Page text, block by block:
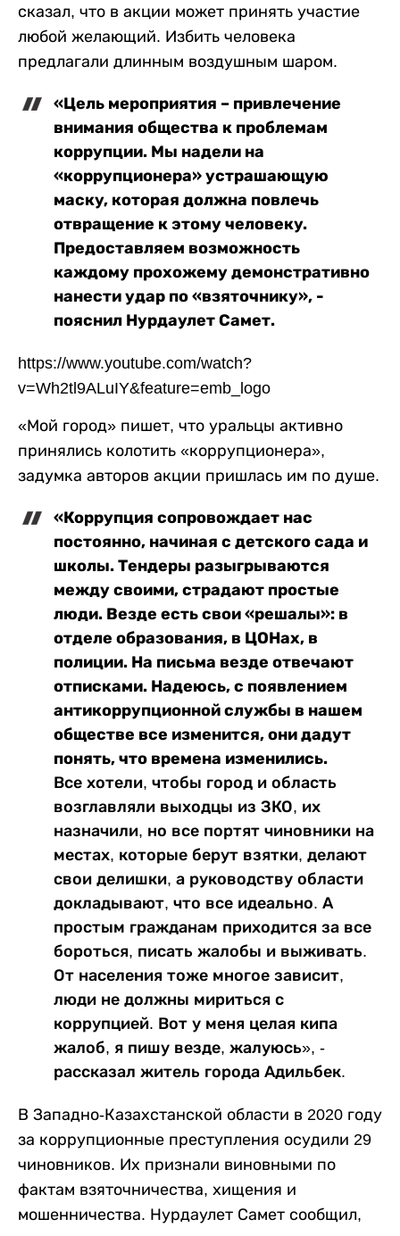
сказал, что в акции может принять участие
любой желающий. Избить человека
предлагали длинным воздушным шаром.
«Цель мероприятия – привлечение
внимания общества к проблемам
коррупции. Мы надели на
«коррупционера» устрашающую
маску, которая должна повлечь
отвращение к этому человеку.
Предоставляем возможность
каждому прохожему демонстративно
нанести удар по «взяточнику», -
пояснил Нурдаулет Самет.
https://www.youtube.com/watch?
v=Wh2tl9ALuIY&feature=emb_logo
«Мой город» пишет, что уральцы активно
принялись колотить «коррупционера»,
задумка авторов акции пришлась им по душе.
«Коррупция сопровождает нас
постоянно, начиная с детского сада и
школы. Тендеры разыгрываются
между своими, страдают простые
люди. Везде есть свои «решалы»: в
отделе образования, в ЦОНах, в
полиции. На письма везде отвечают
отписками. Надеюсь, с появлением
антикоррупционной службы в нашем
обществе все изменится, они дадут
понять, что времена изменились.
Все хотели, чтобы город и область
возглавляли выходцы из ЗКО, их
назначили, но все портят чиновники на
местах, которые берут взятки, делают
свои делишки, а руководству области
докладывают, что все идеально. А
простым гражданам приходится за все
бороться, писать жалобы и выживать.
От населения тоже многое зависит,
люди не должны мириться с
коррупцией. Вот у меня целая кипа
жалоб, я пишу везде, жалуюсь», -
рассказал житель города Адильбек.
В Западно-Казахстанской области в 2020 году
за коррупционные преступления осудили 29
чиновников. Их признали виновными по
фактам взяточничества, хищения и
мошенничества. Нурдаулет Самет сообщил,